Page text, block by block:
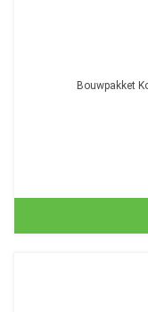
Bouwpakket